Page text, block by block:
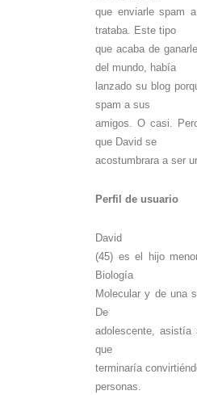
que enviarle spam
trataba. Este tipo
que acaba de
del mundo, había
lanzado su blog
spam a sus
amigos. O casi.
que David se
acostumbrara a ser
Perfil de usuario
David
(45) es el hijo
Biología
Molecular y de una
De
adolescente,
que
terminaría
personas.